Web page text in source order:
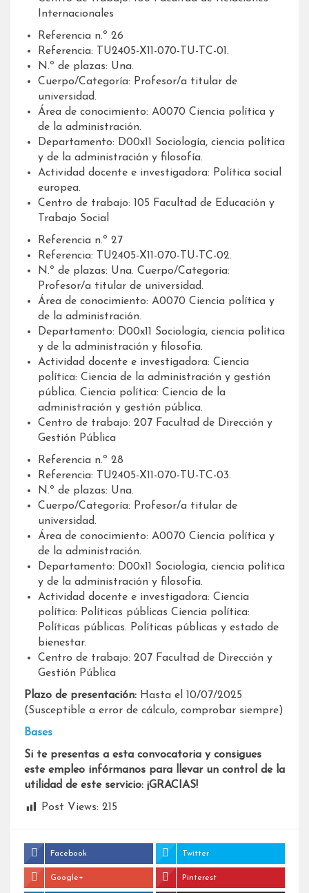
Internacionales
Referencia n.º 26
Referencia: TU2405-X11-070-TU-TC-01.
N.º de plazas: Una.
Cuerpo/Categoría: Profesor/a titular de
universidad.
Área de conocimiento: A0070 Ciencia política y
de la administración.
Departamento: D00x11 Sociología, ciencia política
y de la administración y filosofía.
Actividad docente e investigadora: Política social
europea.
Centro de trabajo: 105 Facultad de Educación y
Trabajo Social
Referencia n.º 27
Referencia: TU2405-X11-070-TU-TC-02.
N.º de plazas: Una. Cuerpo/Categoría:
Profesor/a titular de universidad.
Área de conocimiento: A0070 Ciencia política y
de la administración.
Departamento: D00x11 Sociología, ciencia política
y de la administración y filosofía.
Actividad docente e investigadora: Ciencia
política: Ciencia de la administración y gestión
pública. Ciencia política: Ciencia de la
administración y gestión pública.
Centro de trabajo: 207 Facultad de Dirección y
Gestión Pública
Referencia n.º 28
Referencia: TU2405-X11-070-TU-TC-03.
N.º de plazas: Una.
Cuerpo/Categoría: Profesor/a titular de
universidad.
Área de conocimiento: A0070 Ciencia política y
de la administración.
Departamento: D00x11 Sociología, ciencia política
y de la administración y filosofía.
Actividad docente e investigadora: Ciencia
política: Políticas públicas Ciencia política:
Políticas públicas. Políticas públicas y estado de
bienestar.
Centro de trabajo: 207 Facultad de Dirección y
Gestión Pública
Plazo de presentación: Hasta el 10/07/2025
(Susceptible a error de cálculo, comprobar siempre)
Bases
Si te presentas a esta convocatoria y consigues
este empleo infórmanos para llevar un control de la
utilidad de este servicio: ¡GRACIAS!
Post Views: 215
Facebook Twitter
Google+ Pinterest